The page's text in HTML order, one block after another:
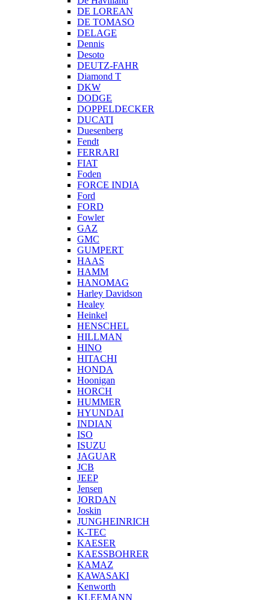
DE LOREAN
DE TOMASO
DELAGE
Dennis
Desoto
DEUTZ-FAHR
Diamond T
DKW
DODGE
DOPPELDECKER
DUCATI
Duesenberg
Fendt
FERRARI
FIAT
Foden
FORCE INDIA
Ford
FORD
Fowler
GAZ
GMC
GUMPERT
HAAS
HAMM
HANOMAG
Harley Davidson
Healey
Heinkel
HENSCHEL
HILLMAN
HINO
HITACHI
HONDA
Hoonigan
HORCH
HUMMER
HYUNDAI
INDIAN
ISO
ISUZU
JAGUAR
JCB
JEEP
Jensen
JORDAN
Joskin
JUNGHEINRICH
K-TEC
KAESER
KAESSBOHRER
KAMAZ
KAWASAKI
Kenworth
KLEEMANN